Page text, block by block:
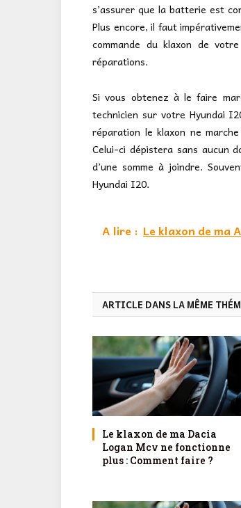
s’assurer que la batterie est
Plus encore, il faut
commande du klaxon de
réparations.
Si vous obtenez à le faire
technicien sur votre Hyundai
réparation le klaxon ne
Celui-ci dépistera sans aucun
d’une somme à joindre.
Hyundai I20.
A lire : Le klaxon de ma
ARTICLE DANS LA MÊME
Le klaxon de ma Dacia
Logan Mcv ne fonctionne
plus : Comment faire ?